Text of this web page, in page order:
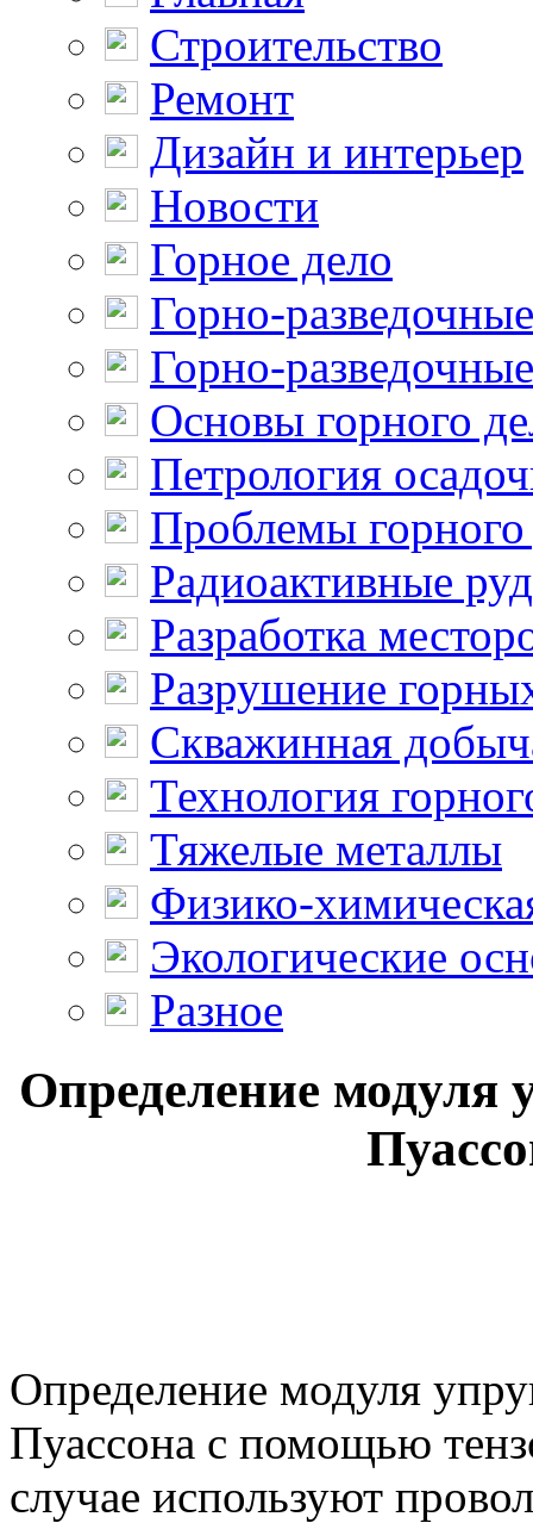
Строительство
Ремонт
Дизайн и интерьер
Новости
Горное дело
Горно-
Горно-
Основы горного
Петрология
Проблемы горного
Радиоактивные
Разработка
Разрушение
Скважинная
Технология
Тяжелые металлы
Физико-
Экологические
Разное
Определение модуля
Определение модуля
Пуассона с помощью
случае используют